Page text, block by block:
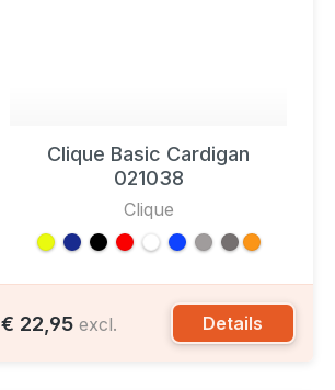
Clique Basic Cardigan
021038
Clique
€ 22,95 excl. Details